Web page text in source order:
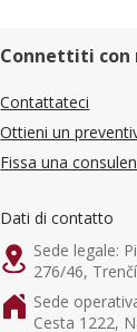
Connettiti con
Contattateci
Ottieni un
Fissa una
Dati di contatto
Sede legale:
276/46,
Sede
Cesta 1222,